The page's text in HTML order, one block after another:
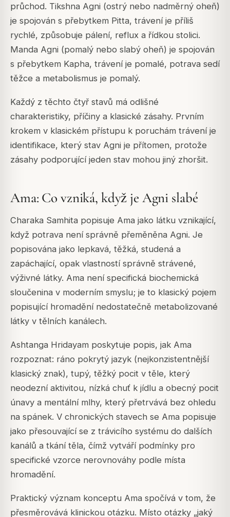
průchod. Tikshna Agni (ostrý nebo nadměrný oheň)
je spojován s přebytkem Pitta, trávení je příliš
rychlé, způsobuje pálení, reflux a řídkou stolici.
Manda Agni (pomalý nebo slabý oheň) je spojován
s přebytkem Kapha, trávení je pomalé, potrava sedí
těžce a metabolismus je pomalý.
Každý z těchto čtyř stavů má odlišné
charakteristiky, příčiny a klasické zásahy. Prvním
krokem v klasickém přístupu k poruchám trávení je
identifikace, který stav Agni je přítomen, protože
zásahy podporující jeden stav mohou jiný zhoršit.
Ama: Co vzniká, když je Agni slabé
Charaka Samhita popisuje Ama jako látku vznikající,
když potrava není správně přeměněna Agni. Je
popisována jako lepkavá, těžká, studená a
zapáchající, opak vlastností správně strávené,
výživné látky. Ama není specifická biochemická
sloučenina v moderním smyslu; je to klasický pojem
popisující hromadění nedostatečně metabolizované
látky v tělních kanálech.
Ashtanga Hridayam poskytuje popis, jak Ama
rozpoznat: ráno pokrytý jazyk (nejkonzistentnější
klasický znak), tupý, těžký pocit v těle, který
neodezní aktivitou, nízká chuť k jídlu a obecný pocit
únavy a mentální mlhy, který přetrvává bez ohledu
na spánek. V chronických stavech se Ama popisuje
jako přesouvající se z trávicího systému do dalších
kanálů a tkání těla, čímž vytváří podmínky pro
specifické vzorce nerovnováhy podle místa
hromadění.
Praktický význam konceptu Ama spočívá v tom, že
přesměrovává klinickou otázku. Místo otázky „jaký